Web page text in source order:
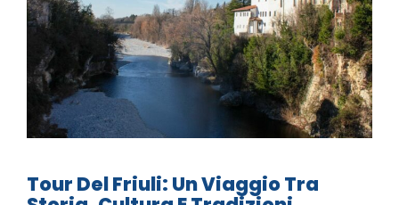
Tour Del Friuli: Un Viaggio Tra